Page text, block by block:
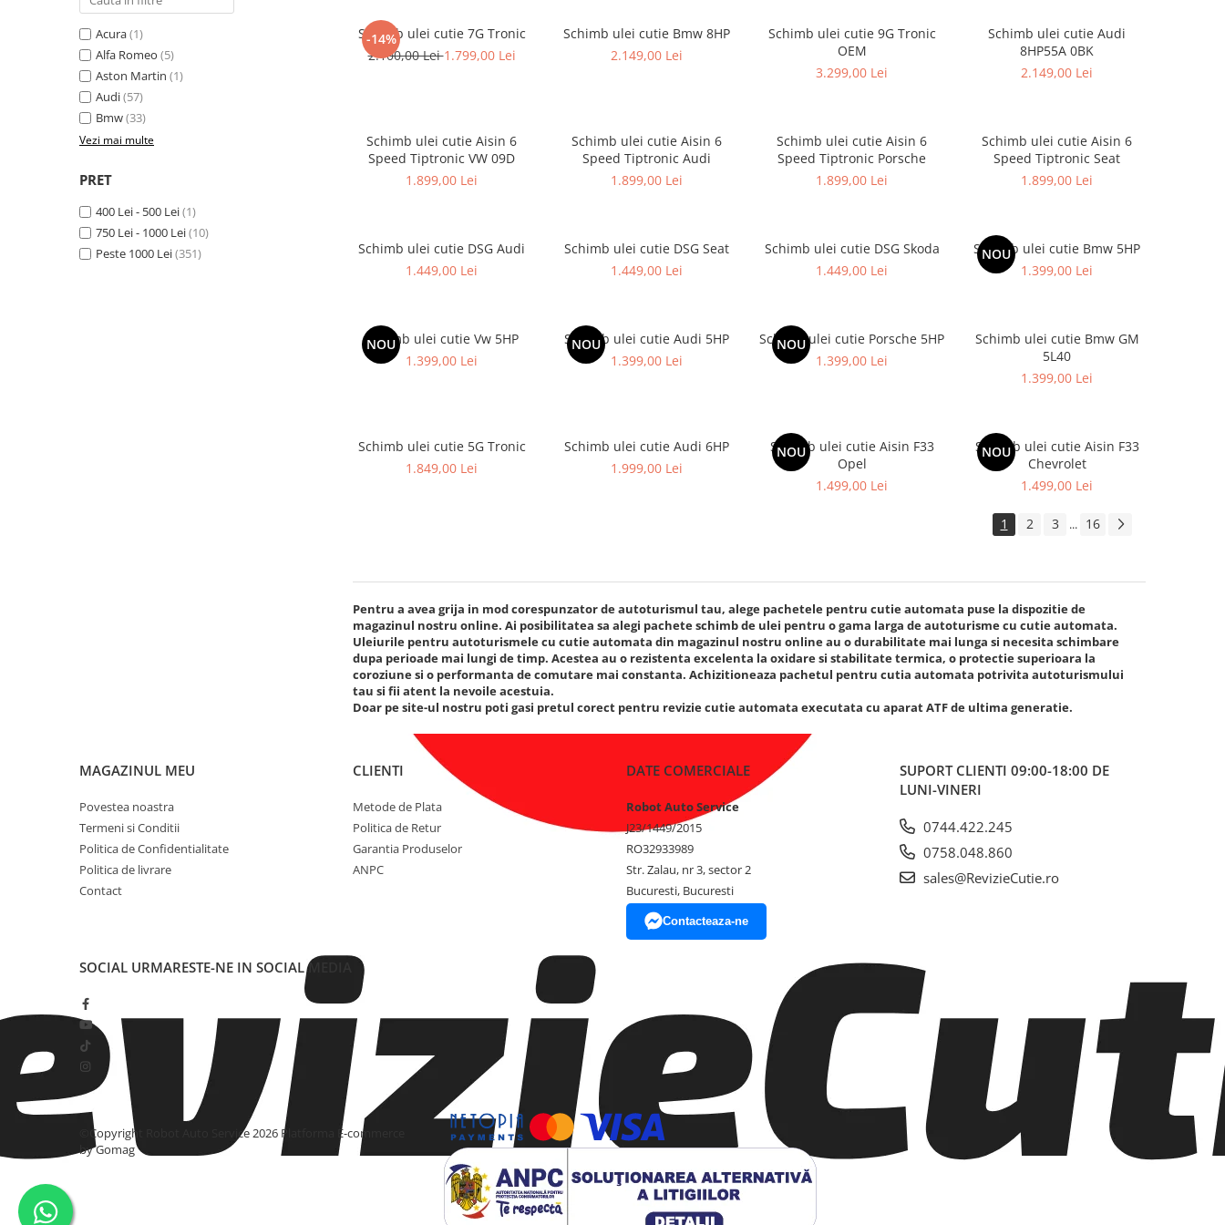
Acura(1)
Alfa Romeo (5)
Aston Martin (1)
Audi(57)
Bmw(33)
Vezi mai multe
PRET
400 Lei - 500 Lei(1)
750 Lei - 1000 Lei(10)
Peste 1000 Lei(351)
-14%
Schimb ulei cutie 7G Tronic
2.100,00 Lei1.799,00 Lei
Schimb ulei cutie Bmw 8HP
2.149,00 Lei
Schimb ulei cutie 9G Tronic
OEM
3.299,00 Lei
Schimb ulei cutie Audi
8HP55A 0BK
2.149,00 Lei
Schimb ulei cutie Aisin 6
Speed Tiptronic VW 09D
1.899,00 Lei
Schimb ulei cutie Aisin 6
Speed Tiptronic Audi
1.899,00 Lei
Schimb ulei cutie Aisin 6
Speed Tiptronic Porsche
1.899,00 Lei
Schimb ulei cutie Aisin 6
Speed Tiptronic Seat
1.899,00 Lei
Schimb ulei cutie DSG Audi
1.449,00 Lei
Schimb ulei cutie DSG Seat
1.449,00 Lei
Schimb ulei cutie DSG Skoda
1.449,00 Lei
NOU
Schimb ulei cutie Bmw 5HP
1.399,00 Lei
NOU
Schimb ulei cutie Vw 5HP
1.399,00 Lei
NOU
Schimb ulei cutie Audi 5HP
1.399,00 Lei
NOU
Schimb ulei cutie Porsche 5HP
1.399,00 Lei
Schimb ulei cutie Bmw GM
5L40
1.399,00 Lei
Schimb ulei cutie 5G Tronic
1.849,00 Lei
Schimb ulei cutie Audi 6HP
1.999,00 Lei
NOU
Schimb ulei cutie Aisin F33
Opel
1.499,00 Lei
NOU
Schimb ulei cutie Aisin F33
Chevrolet
1.499,00 Lei
1 2 3 ... 16
Pentru a avea grija in mod corespunzator de autoturismul tau, alege pachetele pentru cutie automata puse la dispozitie de
magazinul nostru online. Ai posibilitatea sa alegi pachete schimb de ulei pentru o gama larga de autoturisme cu cutie automata.
Uleiurile pentru autoturismele cu cutie automata din magazinul nostru online au o durabilitate mai lunga si necesita schimbare
dupa perioade mai lungi de timp. Acestea au o rezistenta excelenta la oxidare si stabilitate termica, o protectie superioara la
coroziune si o performanta de comutare mai constanta. Achizitioneaza pachetul pentru cutia automata potrivita autoturismului
tau si fii atent la nevoile acestuia.
Doar pe site-ul nostru poti gasi pretul corect pentru revizie cutie automata executata cu aparat ATF de ultima generatie.
MAGAZINUL MEU
Povestea noastra
Termeni si Conditii
Politica de Confidentialitate
Politica de livrare
Contact
CLIENTI
Metode de Plata
Politica de Retur
Garantia Produselor
ANPC
DATE COMERCIALE
Robot Auto Service
J23/1449/2015
RO32933989
Str. Zalau, nr 3, sector 2
Bucuresti, Bucuresti
Contacteaza-ne
SUPORT CLIENTI 09:00-18:00 DE
LUNI-VINERI
0744.422.245
0758.048.860
sales@RevizieCutie.ro
SOCIAL URMARESTE-NE IN SOCIAL MEDIA
©Copyright Robot Auto Service 2026 Platforma E-commerce
by Gomag